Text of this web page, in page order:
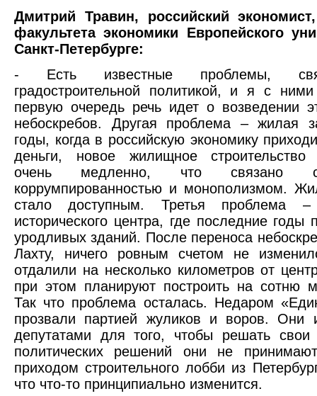
Дмитрий Травин, российский
факультета экономики Европейского
Санкт-Петербурге:
- Есть известные проблемы,
градостроительной политикой, и я с
первую очередь речь идет о возведении
небоскребов. Другая проблема – жилая
годы, когда в российскую экономику
деньги, новое жилищное строительство
очень медленно, что связано
коррумпированностью и монополизмом.
стало доступным. Третья проблема –
исторического центра, где последние годы
уродливых зданий. После переноса
Лахту, ничего ровным счетом не
отдалили на несколько километров от
при этом планируют построить на сотню
Так что проблема осталась. Недаром
прозвали партией жуликов и воров. Они
депутатами для того, чтобы решать
политических решений они не
приходом строительного лобби из
что что-то принципиально изменится.